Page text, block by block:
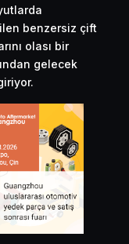
benzersiz çift
olası bir
gelecek